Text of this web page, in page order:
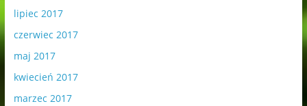
lipiec 2017
czerwiec 2017
maj 2017
kwiecień 2017
marzec 2017